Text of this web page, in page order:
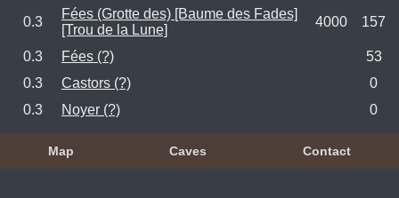
0.3
Fées (Grotte des) [Baume des Fades]
[Trou de la Lune]
4000 157
0.3 Fées (?)
53
0.3
Castors (?)
0
0.3
Noyer (?) 0
Map Caves Contact